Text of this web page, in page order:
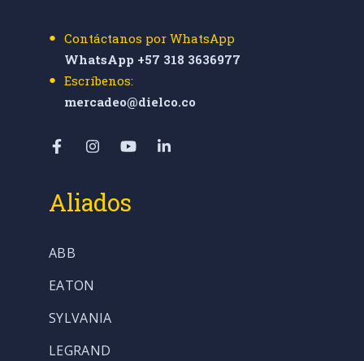
Contáctanos por WhatsApp
WhatsApp +57 318 3636977
Escríbenos:
mercadeo@dielco.co
Aliados
ABB
EATON
SYLVANIA
LEGRAND